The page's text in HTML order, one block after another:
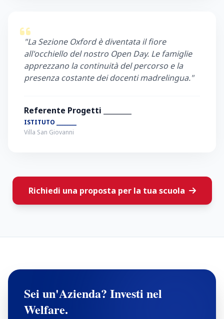
"La Sezione Oxford è diventata il fiore
all'occhiello del nostro Open Day. Le famiglie
apprezzano la continuità del percorso e la
presenza costante dei docenti madrelingua."
Referente Progetti ________
ISTITUTO ________
Villa San Giovanni
Richiedi una proposta per la tua scuola
Sei un'Azienda? Investi nel
Welfare.